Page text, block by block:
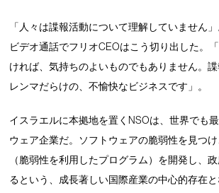
「人々は諜報活動について理解していません
ビデオ通話でフリオCEOはこう切り出した。
ければ、気持ちのよいものでもありません。
レンマだらけの、不愉快なビジネスです」。
イスラエルに本拠地を置くNSOは、世界でも
ウェア企業だ。ソフトウェアの脆弱性を見つ
（脆弱性を利用したプログラム）を開発し、
るという、成長著しい国際産業の中心的存在